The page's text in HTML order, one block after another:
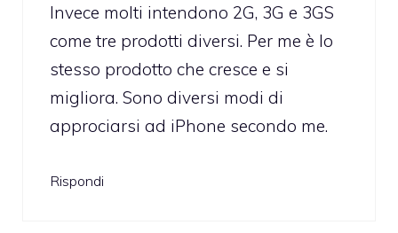
Invece molti intendono 2G, 3G e 3GS
come tre prodotti diversi. Per me è lo
stesso prodotto che cresce e si
migliora. Sono diversi modi di
approciarsi ad iPhone secondo me.
Rispondi